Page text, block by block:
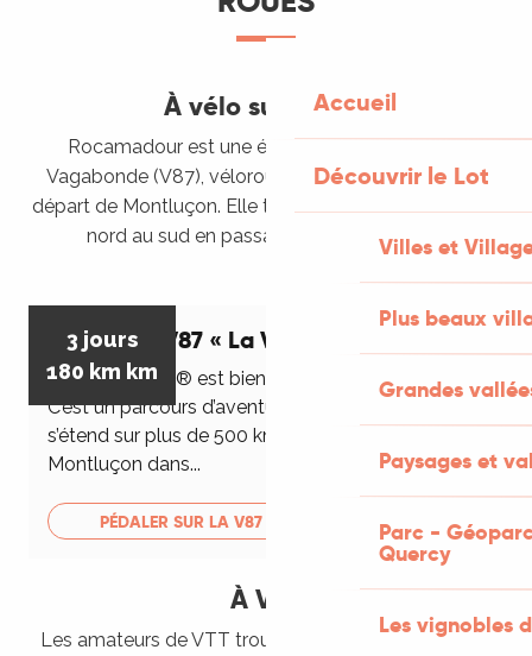
Accueil
Découvrir le Lot
Villes et
Plus beaux
Grandes
Paysages et
Parc -
Quercy
Les vignobles
À vélo sur la V87
Rocamadour est une étape du parcours de la
Vagabonde (V87), véloroute de plus de 500 km au
départ de Montluçon. Elle traverse le département du
nord au sud en passant par Rocamadour.
3 jours
180 km km
Véloroute V87 « La Vagabonde »
La Vagabonde® est bien plus qu’une véloroute.
C’est un parcours d’aventure extraordinaire qui
s’étend sur plus de 500 km. Au départ de
Montluçon dans...
PÉDALER SUR LA V87
À VTT
Les amateurs de VTT trouveront leur bonheur sur le